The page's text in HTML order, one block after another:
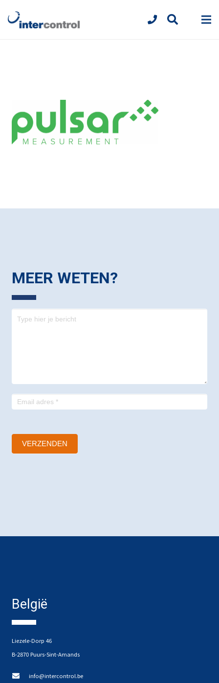
MEER WETEN?
Contact
VERZENDEN
België
Liezele-Dorp 46
B-2870 Puurs-Sint-Amands
info@intercontrol.be